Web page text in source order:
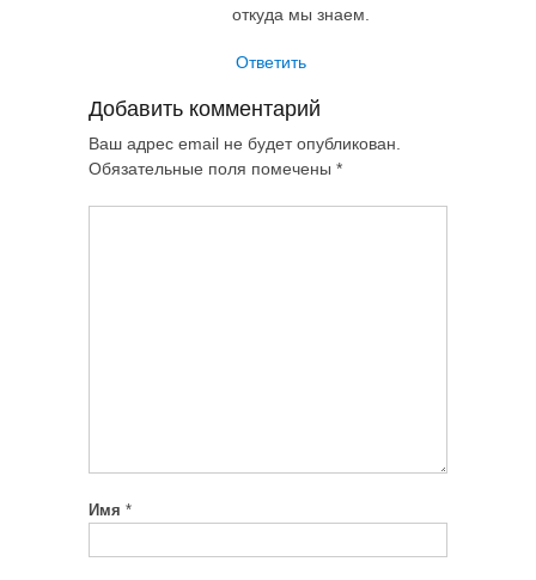
откуда мы знаем.
Ответить
Добавить комментарий
Ваш адрес email не будет опубликован.
Обязательные поля помечены *
Имя *